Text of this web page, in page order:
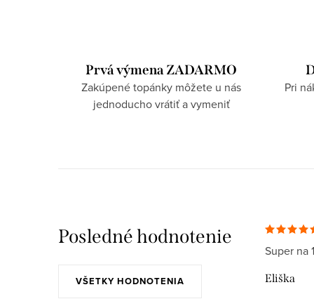
Prvá výmena ZADARMO
Zakúpené topánky môžete u nás
jednoducho vrátiť a vymeniť
Pri
Posledné hodnotenie
VŠETKY HODNOTENIA
Super na 1
Eliška